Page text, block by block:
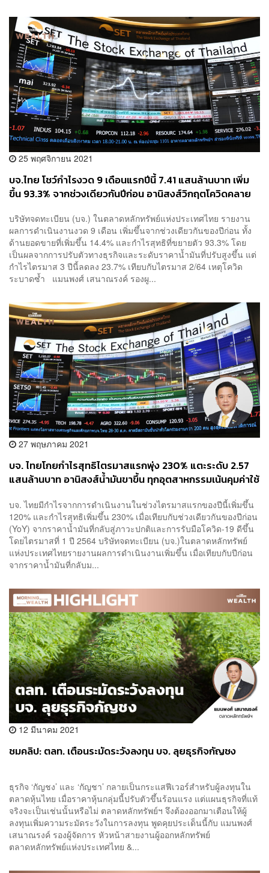
25 พฤศจิกายน 2021
บจ.ไทย โชว์กำไรงวด 9 เดือนแรกปีนี้ 7.41 แสนล้านบาท เพิ่ม
ขึ้น 93.3% จากช่วงเดียวกันปีก่อน อานิสงส์วิกฤตโควิดคลาย
บริษัทจดทะเบียน (บจ.) ในตลาดหลักทรัพย์แห่งประเทศไทย รายงาน
ผลการดำเนินงานงวด 9 เดือน เพิ่มขึ้นจากช่วงเดียวกันของปีก่อน ทั้ง
ด้านยอดขายที่เพิ่มขึ้น 14.4% และกำไรสุทธิที่ขยายตัว 93.3% โดย
เป็นผลจากการปรับตัวทางธุรกิจและระดับราคาน้ำมันที่ปรับสูงขึ้น แต่
กำไรไตรมาส 3 ปีนี้ลดลง 23.7% เทียบกับไตรมาส 2/64 เหตุโควิด
ระบาดซ้ำ แมนพงศ์ เสนาณรงค์ รองผู...
27 พฤษภาคม 2021
บจ. ไทยโกยกำไรสุทธิไตรมาสแรกพุ่ง 230% แตะระดับ 2.57
แสนล้านบาท อานิสงส์น้ำมันขาขึ้น ทุกอุตสาหกรรมเน้นคุมค่าใช้
บจ. ไทยมีกำไรจากการดำเนินงานในช่วงไตรมาสแรกของปีนี้เพิ่มขึ้น
120% และกำไรสุทธิเพิ่มขึ้น 230% เมื่อเทียบกับช่วงเดียวกันของปีก่อน
(YoY) จากราคาน้ำมันที่กลับสู่ภาวะปกติและการรับมือโควิด-19 ดีขึ้น
โดยไตรมาสที่ 1 ปี 2564 บริษัทจดทะเบียน (บจ.)ในตลาดหลักทรัพย์
แห่งประเทศไทยรายงานผลการดำเนินงานเพิ่มขึ้น เมื่อเทียบกับปีก่อน
จากราคาน้ำมันที่กลับม...
12 มีนาคม 2021
ชมคลิป: ตลท. เตือนระมัดระวังลงทุน บจ. ลุยธุรกิจกัญชง
ธุรกิจ ‘กัญชง’ และ ‘กัญชา’ กลายเป็นกระแสฟีเวอร์สำหรับผู้ลงทุนใน
ตลาดหุ้นไทย เมื่อราคาหุ้นกลุ่มนี้ปรับตัวขึ้นร้อนแรง แต่แผนธุรกิจที่แท้
จริงจะเป็นเช่นนั้นหรือไม่ ตลาดหลักทรัพย์ฯ จึงต้องออกมาเตือนให้ผู้
ลงทุนเพิ่มความระมัดระวังในการลงทุน พูดคุยประเด็นนี้กับ แมนพงศ์
เสนาณรงค์ รองผู้จัดการ หัวหน้าสายงานผู้ออกหลักทรัพย์
ตลาดหลักทรัพย์แห่งประเทศไทย &...